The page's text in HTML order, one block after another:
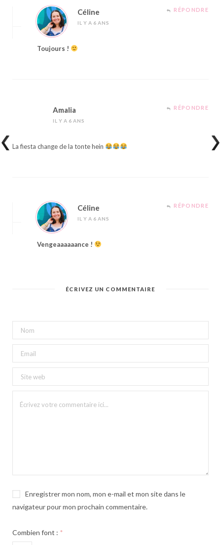
Céline
IL Y A 6 ANS
RÉPONDRE
Toujours !
Amalia
IL Y A 6 ANS
RÉPONDRE
La fiesta change de la tonte hein
Céline
IL Y A 6 ANS
RÉPONDRE
Vengeaaaaaance !
ÉCRIVEZ UN COMMENTAIRE
Enregistrer mon nom, mon e-mail et mon site dans le
navigateur pour mon prochain commentaire.
Combien font : *